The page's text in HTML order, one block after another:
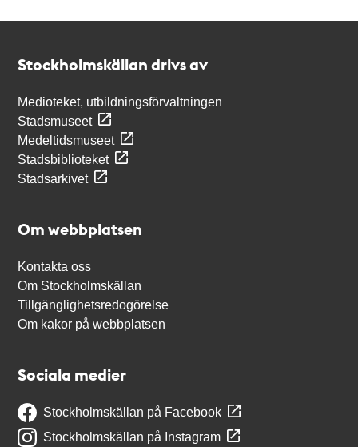
Stockholmskällan drivs av
Medioteket, utbildningsförvaltningen
Stadsmuseet
Medeltidsmuseet
Stadsbiblioteket
Stadsarkivet
Om webbplatsen
Kontakta oss
Om Stockholmskällan
Tillgänglighetsredogörelse
Om kakor på webbplatsen
Sociala medier
Stockholmskällan på Facebook
Stockholmskällan på Instagram